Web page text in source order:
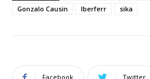
Gonzalo Causin
Iberferr sika
Facebook Twitter